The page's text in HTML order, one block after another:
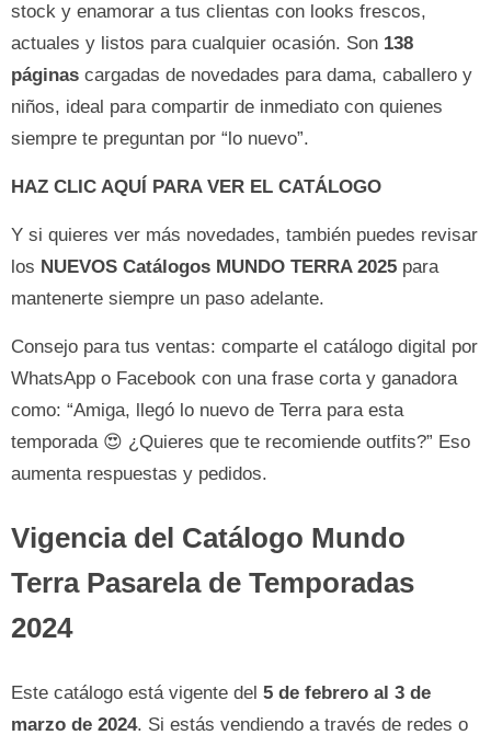
stock y enamorar a tus clientas con looks frescos,
actuales y listos para cualquier ocasión. Son 138
páginas cargadas de novedades para dama, caballero y
niños, ideal para compartir de inmediato con quienes
siempre te preguntan por “lo nuevo”.
HAZ CLIC AQUÍ PARA VER EL CATÁLOGO
Y si quieres ver más novedades, también puedes revisar
los NUEVOS Catálogos MUNDO TERRA 2025 para
mantenerte siempre un paso adelante.
Consejo para tus ventas: comparte el catálogo digital por
WhatsApp o Facebook con una frase corta y ganadora
como: “Amiga, llegó lo nuevo de Terra para esta
temporada 😍 ¿Quieres que te recomiende outfits?” Eso
aumenta respuestas y pedidos.
Vigencia del Catálogo Mundo
Terra Pasarela de Temporadas
2024
Este catálogo está vigente del 5 de febrero al 3 de
marzo de 2024. Si estás vendiendo a través de redes o